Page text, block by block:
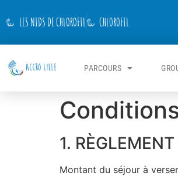
LES NIDS DE CHLOROFIL CHLOROFIL
PARCOURS
1.
Montant du séjour à